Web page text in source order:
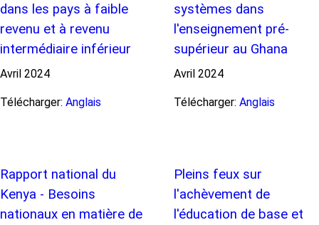
dans les pays à faible
revenu et à revenu
intermédiaire inférieur
Avril 2024
Télécharger: Anglais
systèmes dans
l'enseignement pré-
supérieur au Ghana
Avril 2024
Télécharger: Anglais
Rapport national du
Kenya - Besoins
nationaux en matière de
Pleins feux sur
l'achèvement de
l'éducation de base et